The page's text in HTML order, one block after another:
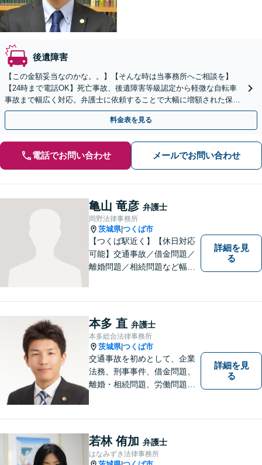
後遺障害
【この金額妥当なのかな。。】【そんな時は当事務所へご相談を】
【24時まで電話OK】死亡事故、後遺障害等級認定から軽微な自転車
事故まで幅広く対応。弁護士に依頼することで大幅に増額された保険
金を受け取る可能性が高まります。【弁護士特約利用可】
料金表を見る
電話でお問い合わせ メールでお問い合わせ
亀山 竜彦 弁護士
岡野法律事務所
茨城県|つくば市
【つくば駅近く】【休日対応
可能】交通事故／借金問題／
離婚問題／相続問題など幅広
み、考え、依頼者様の希望を
実現するために精一杯努力い
たします。お気軽にご相談く
ださい。
詳細を見
る
本多 直 弁護士
本多総合法律事務所
茨城県|つくば市
交通事故を初めとして、企業
法務、刑事事件、借金問題、
離婚・相続問題、労働問題そ
結果をご提供できるよう、誠
実・迅速・丁寧な事件処理を
心掛けています。
詳細を見
る
若林 侑加 弁護士
はなみずき法律事務所